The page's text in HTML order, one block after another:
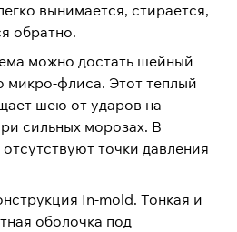
вынимается, стирается,
обратно.
можно достать шейный
микро-флиса. Этот теплый
шею от ударов на
сильных морозах. В
точки давления
In-mold. Тонкая и
оболочка под